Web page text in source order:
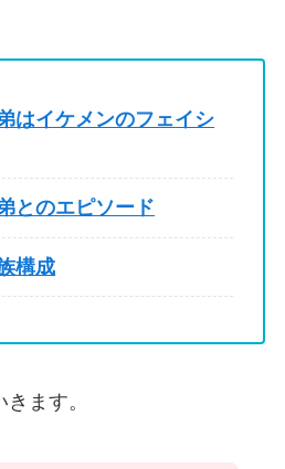
はイケメンのフェイシ
とのエピソード
構成
ます。